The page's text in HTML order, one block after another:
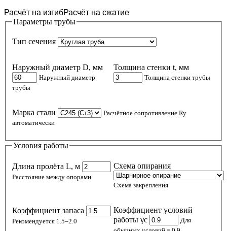
Расчёт на изгибРасчёт на сжатие
Параметры трубы
Тип сечения
Наружный диаметр D, мм
Наружный диаметр
трубы
Толщина стенки t, мм
Толщина стенки трубы
Марка стали
Расчётное сопротивление Ry
автоматически
Условия работы
Длина пролёта L, м
Расстояние между опорами
Схема опирания
Схема закрепления
Коэффициент запаса
Рекомендуется 1.5–2.0
Коэффициент условий
работы γc
Для